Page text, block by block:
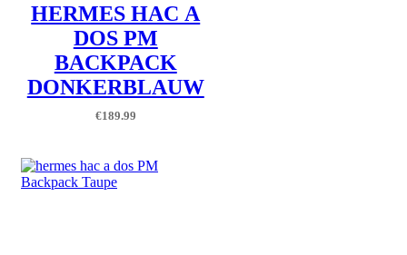
HERMES HAC A
DOS PM
BACKPACK
DONKERBLAUW
€189.99